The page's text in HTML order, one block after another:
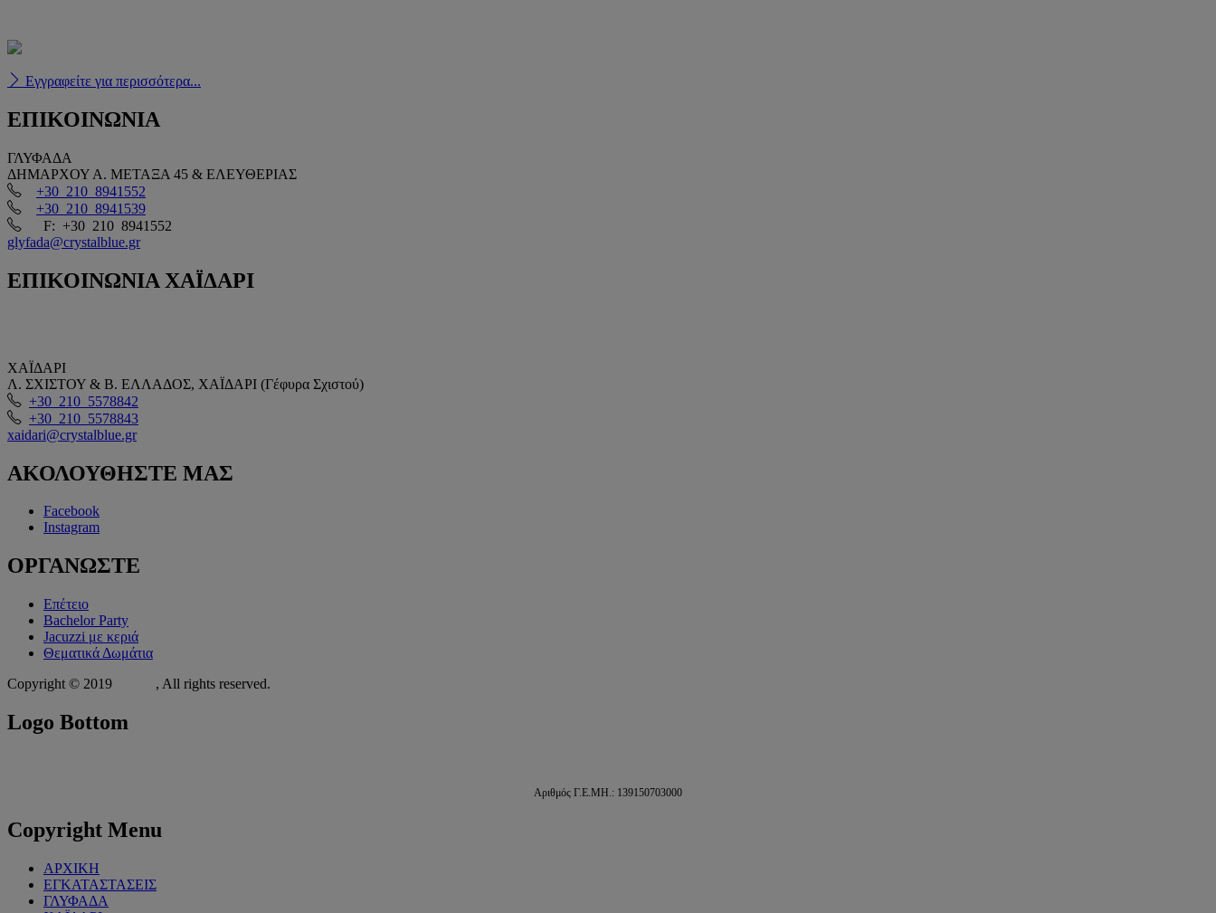
Εγγραφείτε για περισσότερα...
ΕΠΙΚΟΙΝΩΝΙΑ
ΓΛΥΦΑΔΑ
ΔΗΜΑΡΧΟΥ Α. ΜΕΤΑΞΑ 45 & ΕΛΕΥΘΕΡΙΑΣ
+30 210 8941552
+30 210 8941539
F: +30 210 8941552
glyfada@crystalblue.gr
ΕΠΙΚΟΙΝΩΝΙΑ ΧΑΪΔΑΡΙ
ΧΑΪΔΑΡΙ
Λ. ΣΧΙΣΤΟΥ & Β. ΕΛΛΑΔΟΣ, ΧΑΪΔΑΡΙ (Γέφυρα Σχιστού)
+30 210 5578842
+30 210 5578843
xaidari@crystalblue.gr
ΑΚΟΛΟΥΘΗΣΤΕ ΜΑΣ
Facebook
Instagram
ΟΡΓΑΝΩΣΤΕ
Επέτειο
Bachelor Party
Jacuzzi με κεριά
Θεματικά Δωμάτια
Copyright © 2019
, All rights reserved.
Logo Bottom
Αριθμός Γ.Ε.ΜΗ.: 139150703000
Copyright Menu
ΑΡΧΙΚΗ
ΕΓΚΑΤΑΣΤΑΣΕΙΣ
ΓΛΥΦΑΔΑ